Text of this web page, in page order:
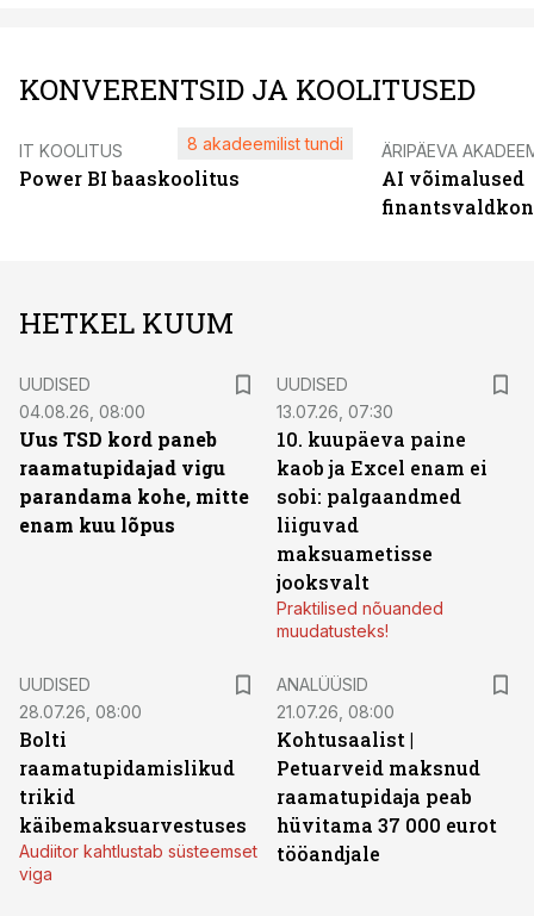
KONVERENTSID JA KOOLITUSED
IT KOOLITUS
Power BI baaskoolitus
8 akadeemilist tundi ÄRIPÄEVA
AI võimalused
HETKEL KUUM
UUDISED
04.08.26, 08:00
Uus TSD kord paneb
raamatupidajad vigu
parandama kohe, mitte
enam kuu lõpus
UUDISED
13.07.26, 07:30
10. kuupäeva paine
kaob ja Excel enam ei
sobi: palgaandmed
liiguvad
maksuametisse
jooksvalt
Praktilised nõuanded
muudatusteks!
UUDISED
28.07.26, 08:00
Bolti
raamatupidamislikud
trikid
käibemaksuarvestuses
Audiitor kahtlustab süsteemset
viga
ANALÜÜSID
21.07.26, 08:00
Kohtusaalist |
Petuarveid maksnud
raamatupidaja peab
hüvitama 37 000 eurot
tööandjale